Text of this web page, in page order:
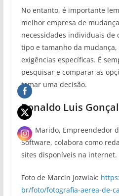
No entanto, é importante
melhor empresa de
necessidades individuais de
tipo e tamanho da
exigências específicas. É
pesquisar e comparar as
tomar uma decisão.
Ronaldo Luis
Pai, Marido, Empreendedor
Software, colabora como
sites disponíveis na internet.
Foto de Marcin Jozwiak:
br/foto/fotografia-aerea-de-